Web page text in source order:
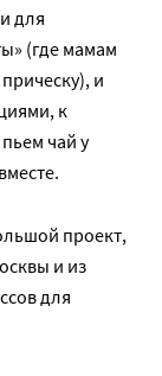
для
(где мамам
и
к
чай у
проект,
и из
для